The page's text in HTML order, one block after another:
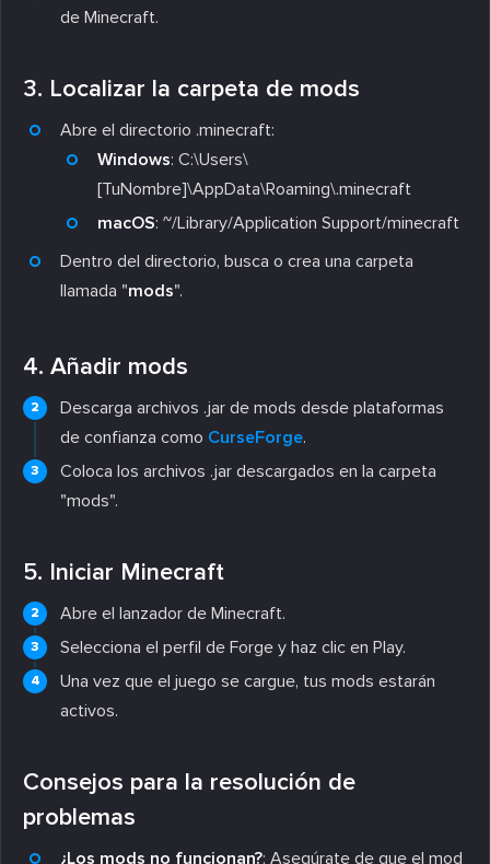
de Minecraft.
3. Localizar la carpeta de mods
Abre el directorio .minecraft:
Windows: C:\Users\
[TuNombre]\AppData\Roaming\.minecraft
macOS: ~/Library/Application Support/minecraft
Dentro del directorio, busca o crea una carpeta
llamada "mods".
4. Añadir mods
Descarga archivos .jar de mods desde plataformas
de confianza como CurseForge.
Coloca los archivos .jar descargados en la carpeta
"mods".
5. Iniciar Minecraft
Abre el lanzador de Minecraft.
Selecciona el perfil de Forge y haz clic en Play.
Una vez que el juego se cargue, tus mods estarán
activos.
Consejos para la resolución de
problemas
¿Los mods no funcionan?: Asegúrate de que el mod